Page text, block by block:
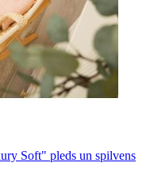
Soft" pleds un spilvens